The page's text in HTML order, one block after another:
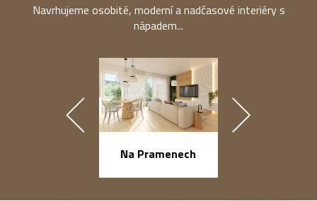
Navrhujeme osobité, moderní a nadčasové interiéry s
nápadem...
Na Pramenech